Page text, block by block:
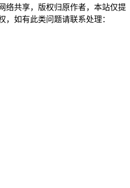
络共享，版权归原作者，本站仅提
，如有此类问题请联系处理：